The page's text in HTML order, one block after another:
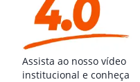
Assista ao nosso vídeo
institucional e conheça